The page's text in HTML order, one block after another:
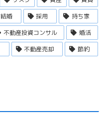
結婚 採用
持ち家
不動産投資コンサル
婚活
不動産売却 節約